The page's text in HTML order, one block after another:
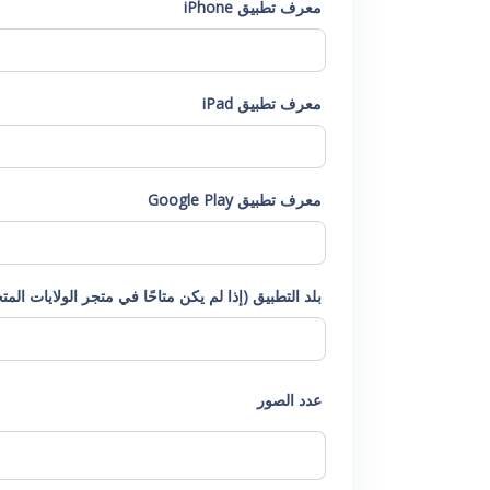
معرف تطبيق iPhone
معرف تطبيق iPad
معرف تطبيق Google Play
بلد التطبيق (إذا لم يكن متاحًا في متجر الولايات
عدد الصور